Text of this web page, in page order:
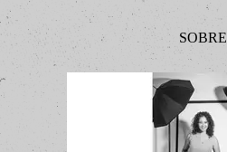
SOBRE